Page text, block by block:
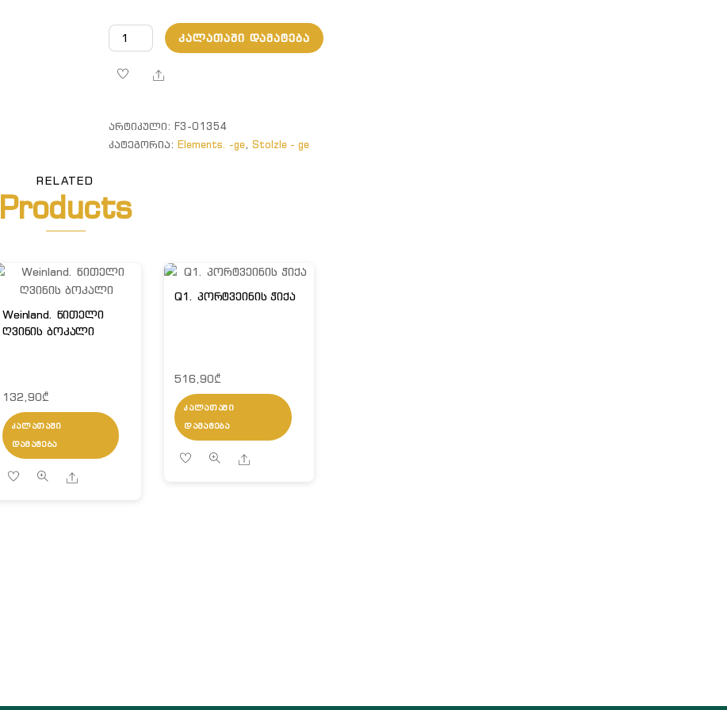
რაოდენობა:
Elements.
ჭიქა
ᲙᲐᲚᲐᲗᲐᲨᲘ ᲓᲐᲛᲐᲢᲔᲑᲐ
Share
ᲐᲠᲢᲘᲙᲣᲚᲘ: F3-01354
ᲙᲐᲢᲔᲒᲝᲠᲘᲐ: Elements. -ge, Stolzle - ge
RELATED
Products
Weinland. წითელი
ღვინის ბოკალი
132,90₾
ᲙᲐᲚᲐᲗᲐᲨᲘ
ᲓᲐᲛᲐᲢᲔᲑᲐ
Share
Q1. პორტვეინის ჭიქა
516,90₾
ᲙᲐᲚᲐᲗᲐᲨᲘ
ᲓᲐᲛᲐᲢᲔᲑᲐ
Share